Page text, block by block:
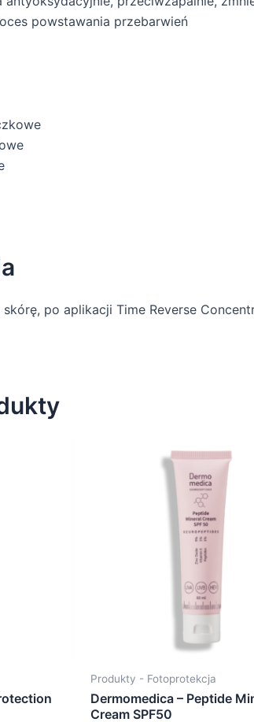
powstawania przebarwień
po aplikacji Time Reverse
Produkty - Fotoprotekcja
Dermomedica – Peptide
Cream SPF50